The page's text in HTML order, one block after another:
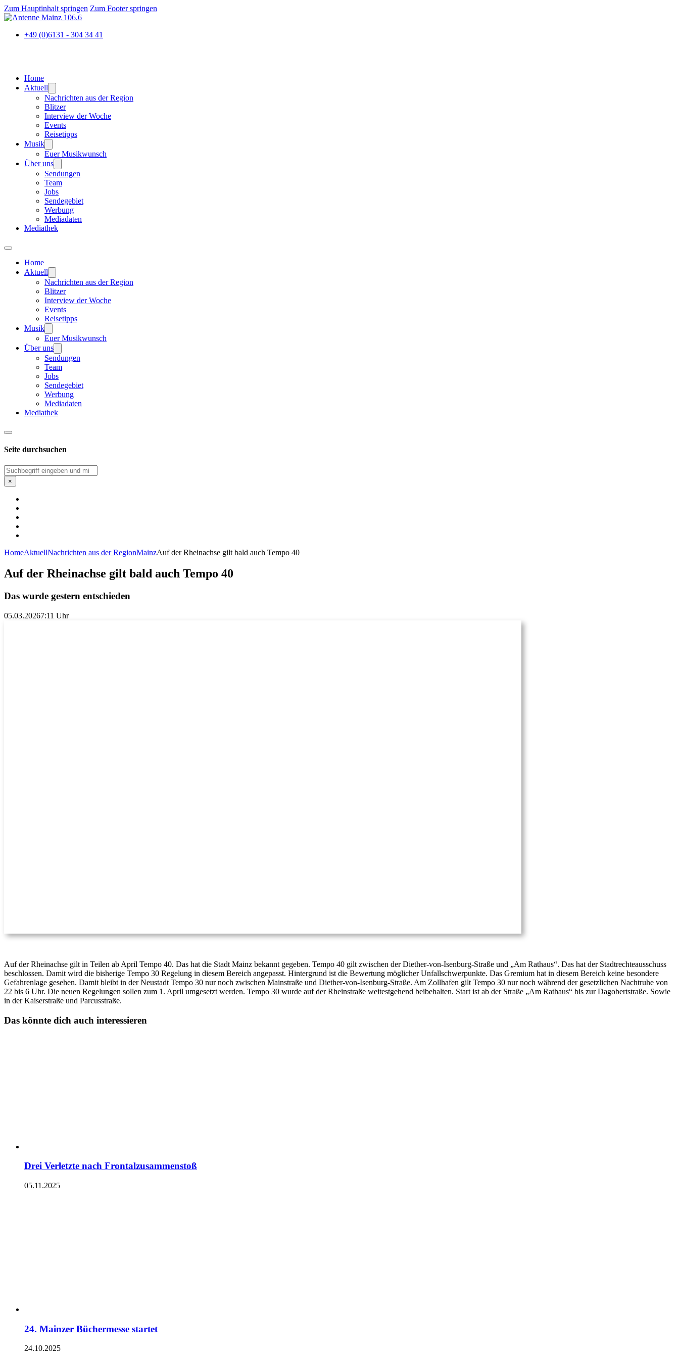
Zum Hauptinhalt springen Zum Footer springen
+49 (0)6131 - 304 34 41
Home
Aktuell
Nachrichten aus der Region
Blitzer
Interview der Woche
Events
Reisetipps
Musik
Euer Musikwunsch
Über uns
Sendungen
Team
Jobs
Sendegebiet
Werbung
Mediadaten
Mediathek
Home
Aktuell
Nachrichten aus der Region
Blitzer
Interview der Woche
Events
Reisetipps
Musik
Euer Musikwunsch
Über uns
Sendungen
Team
Jobs
Sendegebiet
Werbung
Mediadaten
Mediathek
Seite durchsuchen
Suchen
×
HomeAktuellNachrichten aus der RegionMainzAuf der Rheinachse gilt bald auch Tempo 40
Auf der Rheinachse gilt bald auch Tempo 40
Das wurde gestern entschieden
05.03.20267:11 Uhr
Auf der Rheinachse gilt in Teilen ab April Tempo 40. Das hat die Stadt Mainz bekannt gegeben. Tempo 40 gilt zwischen der Diether-von-Isenburg-Straße und „Am Rathaus“. Das hat der Stadtrechteausschuss
beschlossen. Damit wird die bisherige Tempo 30 Regelung in diesem Bereich angepasst. Hintergrund ist die Bewertung möglicher Unfallschwerpunkte. Das Gremium hat in diesem Bereich keine besondere
Gefahrenlage gesehen. Damit bleibt in der Neustadt Tempo 30 nur noch zwischen Mainstraße und Diether-von-Isenburg-Straße. Am Zollhafen gilt Tempo 30 nur noch während der gesetzlichen Nachtruhe von
22 bis 6 Uhr. Die neuen Regelungen sollen zum 1. April umgesetzt werden. Tempo 30 wurde auf der Rheinstraße weitestgehend beibehalten. Start ist ab der Straße „Am Rathaus“ bis zur Dagobertstraße. Sowie
in der Kaiserstraße und Parcusstraße.
Das könnte dich auch interessieren
Drei Verletzte nach Frontalzusammenstoß
05.11.2025
24. Mainzer Büchermesse startet
24.10.2025